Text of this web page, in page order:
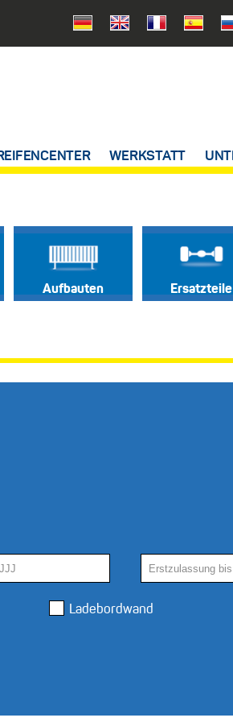
WERKSTATT
Aufbauten Ersatzteile
Ladebordwand